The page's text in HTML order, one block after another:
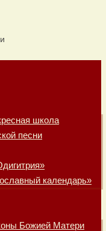
школа
песни
календарь»
Божией Матери